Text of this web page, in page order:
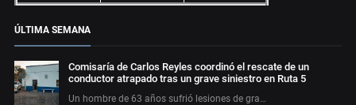
ÚLTIMA SEMANA
Comisaría de Carlos Reyles coordinó el rescate de un
conductor atrapado tras un grave siniestro en Ruta 5
Un hombre de 63 años sufrió lesiones de gra…